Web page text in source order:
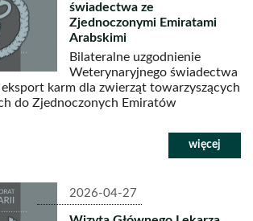
świadectwa ze
Zjednoczonymi Emiratami
Arabskimi
Bilateralne uzgodnienie
Weterynaryjnego świadectwa
karm dla zwierząt towarzyszących
do Zjednoczonych Emiratów
2026-04-27